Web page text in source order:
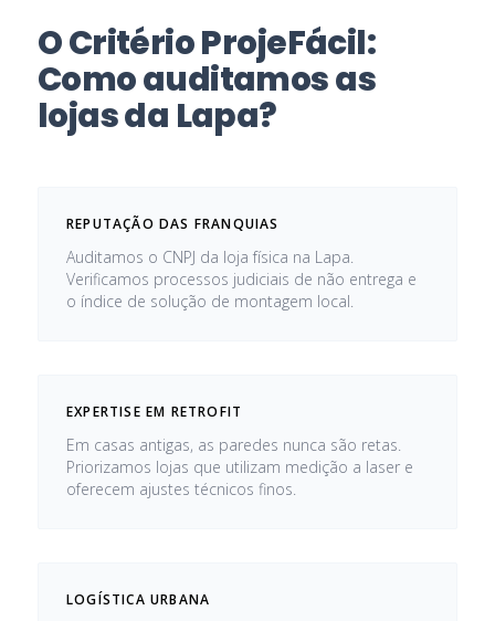
O Critério ProjeFácil:
Como auditamos as
lojas da Lapa?
REPUTAÇÃO DAS FRANQUIAS
Auditamos o CNPJ da loja física na Lapa.
Verificamos processos judiciais de não entrega e
o índice de solução de montagem local.
EXPERTISE EM RETROFIT
Em casas antigas, as paredes nunca são retas.
Priorizamos lojas que utilizam medição a laser e
oferecem ajustes técnicos finos.
LOGÍSTICA URBANA